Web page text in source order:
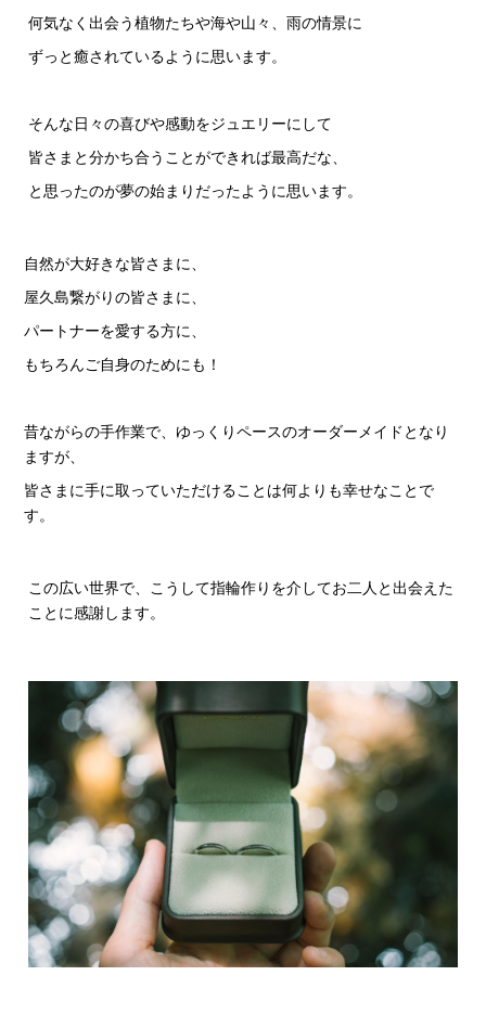
何気なく出会う植物たちや海や山々、雨の情景に
ずっと癒されているように思います。
そんな日々の喜びや感動をジュエリーにして
皆さまと分かち合うことができれば最高だな、
と思ったのが夢の始まりだったように思います。
自然が大好きな皆さまに、
屋久島繋がりの皆さまに、
パートナーを愛する方に、
もちろんご自身のためにも！
昔ながらの手作業で、ゆっくりペースのオーダーメイドとなり
ますが、
皆さまに手に取っていただけることは何よりも幸せなことで
す。
この広い世界で、こうして指輪作りを介してお二人と出会えた
ことに感謝します。